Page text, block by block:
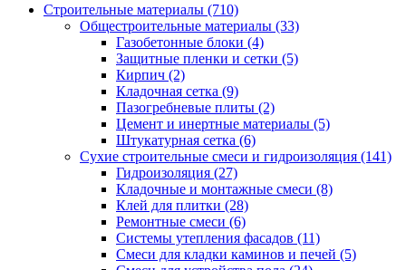
Строительные материалы (710)
Общестроительные материалы (33)
Газобетонные блоки (4)
Защитные пленки и сетки (5)
Кирпич (2)
Кладочная сетка (9)
Пазогребневые плиты (2)
Цемент и инертные материалы (5)
Штукатурная сетка (6)
Сухие строительные смеси и гидроизоляция (141)
Гидроизоляция (27)
Кладочные и монтажные смеси (8)
Клей для плитки (28)
Ремонтные смеси (6)
Системы утепления фасадов (11)
Смеси для кладки каминов и печей (5)